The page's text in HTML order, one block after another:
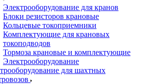
Электрооборудование для кранов
Блоки резисторов крановые
Кольцевые токоприемники
Комплектующие для крановых
токоподводов
Тормоза крановые и комплектующие
Электрооборудование
для шахтных